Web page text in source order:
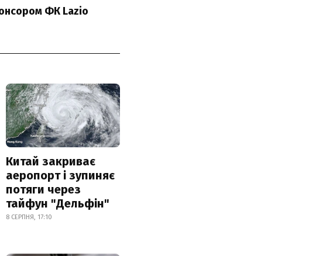
ФК Lazio
Китай закриває
аеропорт і зупиняє
потяги через
тайфун "Дельфін"
8 СЕРПНЯ, 17:10